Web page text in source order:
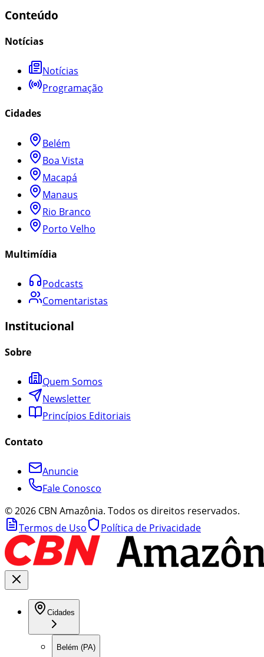
Conteúdo
Notícias
Notícias
Programação
Cidades
Belém
Boa Vista
Macapá
Manaus
Rio Branco
Porto Velho
Multimídia
Podcasts
Comentaristas
Institucional
Sobre
Quem Somos
Newsletter
Princípios Editoriais
Contato
Anuncie
Fale Conosco
©2026 CBN Amazônia. Todos os direitos reservados.
Termos de Uso
Política de Privacidade
Cidades
Belém (PA)